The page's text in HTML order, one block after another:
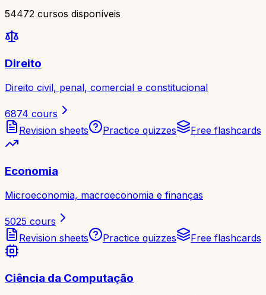
54472 cursos disponíveis
Direito
Direito civil, penal, comercial e constitucional
6874 cours
Revision sheets
Practice quizzes Free flashcards
Economia
Microeconomia, macroeconomia e finanças
5025 cours
Revision sheets
Practice quizzes Free flashcards
Ciência da Computação